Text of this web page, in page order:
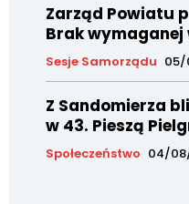
Zarząd Powiatu
Brak wymaganej
Sesje Samorządu 05/
Z Sandomierza
w 43. Pieszą
Społeczeństwo 04/